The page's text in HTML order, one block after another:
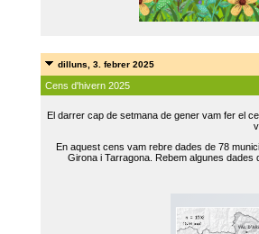
dilluns, 3. febrer 2025
Cens d'hivern 2025
El darrer cap de setmana de gener vam fer el
En aquest cens vam rebre dades de 78
Girona i Tarragona. Rebem algunes